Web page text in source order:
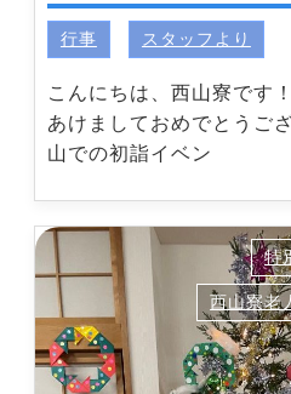
行事 スタッフより
こんにちは、西山寮です
あけましておめでとうご
山での初詣イベン
特
西山寮老